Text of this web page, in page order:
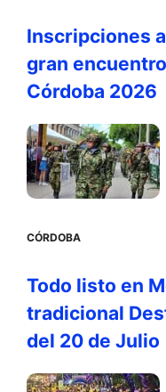
Inscripciones
gran
Córdoba 2026
CÓRDOBA
Todo listo en
tradicional
del 20 de Julio